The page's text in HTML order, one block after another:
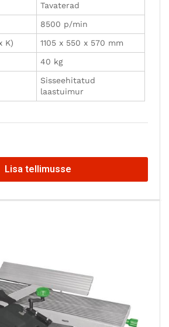
Tavaterad
8500 p/min
K)
1105 x 550 x 570 mm
40 kg
Sisseehitatud
laastuimur
Lisa tellimusse